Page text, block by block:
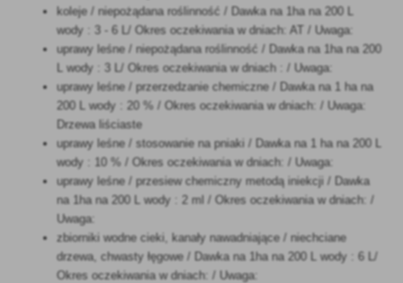
koleje / niepożądana roślinność / Dawka na 1ha na 200 L
wody : 3 - 6 L/ Okres oczekiwania w dniach: AT / Uwaga:
uprawy leśne / niepożądana roślinność / Dawka na 1ha na 200
L wody : 3 L/ Okres oczekiwania w dniach : / Uwaga:
uprawy leśne / przerzedzanie chemiczne / Dawka na 1 ha na
200 L wody : 20 % / Okres oczekiwania w dniach: / Uwaga:
Drzewa liściaste
uprawy leśne / stosowanie na pniaki / Dawka na 1 ha na 200 L
wody : 10 % / Okres oczekiwania w dniach: / Uwaga:
uprawy leśne / przesiew chemiczny metodą iniekcji / Dawka
na 1ha na 200 L wody : 2 ml / Okres oczekiwania w dniach: /
Uwaga:
zbiorniki wodne cieki, kanały nawadniające / niechciane
drzewa, chwasty łęgowe / Dawka na 1ha na 200 L wody : 6 L/
Okres oczekiwania w dniach: / Uwaga: